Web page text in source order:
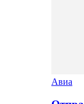
Авиа